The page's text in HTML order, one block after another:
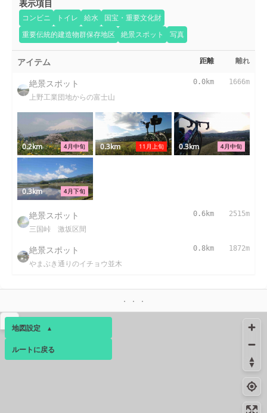
表示項目
コンビニ トイレ 給水
国宝・重要文化財
重要伝統的建造物群保存地区
絶景スポット 写真
アイテム 距離 離れ
絶景スポット
上野工業団地からの富士山
0.0km 1666m
4月中旬
0.2km 11月上旬
0.3km 4月中旬
0.3km
4月下旬
0.3km
絶景スポット
三国峠 激坂区間
0.6km 2515m
絶景スポット
やまぶき通りのイチョウ並木
0.8km 1872m
地図設定 ▴
ベース ▴
ルートに戻る